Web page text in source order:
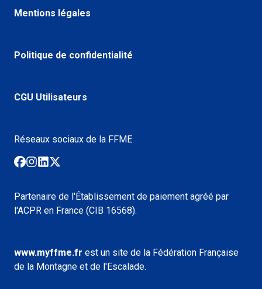
Mentions légales
Politique de confidentialité
CGU Utilisateurs
Partenaire de l'Établissement de paiement agréé par
l'ACPR en France (CIB 16568).
www.myffme.fr est un site de la Fédération Française
de la Montagne et de l'Escalade.
Réseaux sociaux de la FFME